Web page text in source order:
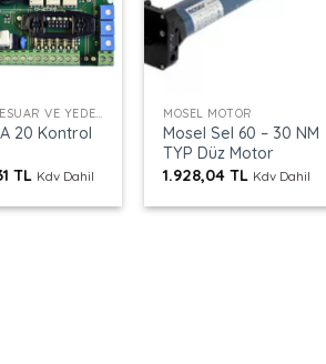
NICE AKSESUAR VE YEDEK PARÇALAR
20 Kontrol
TL Kdv Dahil
MOSEL MOTOR
Mosel Sel 60 – 30 NM
TYP Düz Motor
1.928,04TL Kdv Dahil